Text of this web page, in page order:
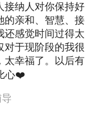
接纳人对你保持好
的亲和、智慧、接
还感觉时间过得太
对于现阶段的我很
太幸福了。以后有
心❤️